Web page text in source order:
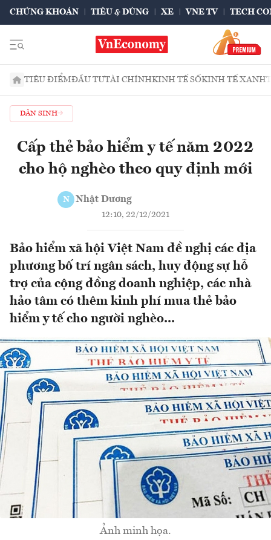
CHỨNG KHOÁN TIÊU & DÙNG XE VNE TV TECH
TIÊU ĐIỂMĐẦU TƯTÀI CHÍNHKINH TẾ SỐKINH TẾ XANH
DÂN SINH
Cấp thẻ bảo hiểm y tế năm 2022
cho hộ nghèo theo quy định mới
N Nhật Dương
12:10, 22/12/2021
Bảo hiểm xã hội Việt Nam đề nghị các địa
phương bố trí ngân sách, huy động sự hỗ
trợ của cộng đồng doanh nghiệp, các nhà
hảo tâm có thêm kinh phí mua thẻ bảo
hiểm y tế cho người nghèo...
Ảnh minh họa.